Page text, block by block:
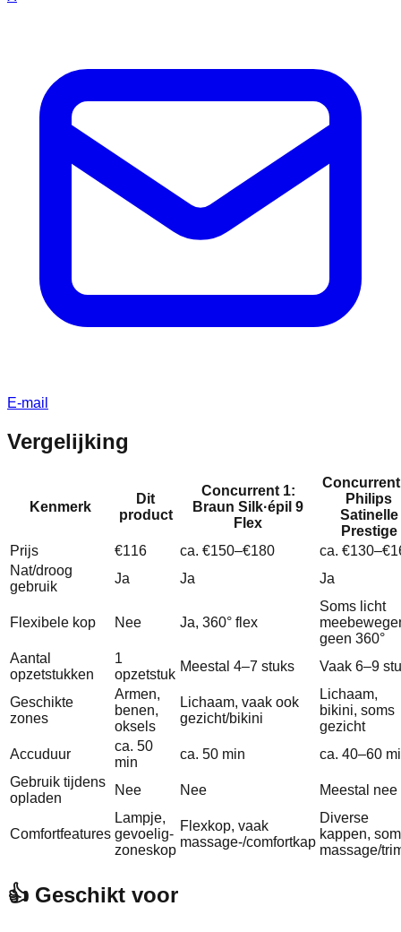
E-mail
Vergelijking
Kenmerk
Dit
product
Concurrent 1:
Braun Silk·épil 9
Flex
Philips
Satinelle
Prestige
Prijs
€116 ca. €150–€180
ca.
Nat/droog
gebruik
Ja Ja Ja
Flexibele kop Nee Ja, 360° flex
Soms licht
geen 360°
Aantal
opzetstukken
1
opzetstuk
Meestal 4–7 stuks Vaak 6–9
Geschikte
zones
Armen,
benen,
oksels
Lichaam, vaak ook
gezicht/bikini
Lichaam,
bikini, soms
gezicht
Accuduur
ca. 50
min
ca. 50 min
ca. 40–60
Gebruik tijdens
opladen
Nee Nee Meestal nee
Comfortfeatures
Lampje,
gevoelig-
zoneskop
Flexkop, vaak
massage-/comfortkap
Diverse
kappen,
massage/
👍 Geschikt voor